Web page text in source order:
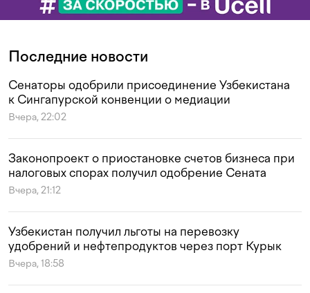
Последние новости
Сенаторы одобрили присоединение Узбекистана
к Сингапурской конвенции о медиации
Вчера, 22:02
Законопроект о приостановке счетов бизнеса при
налоговых спорах получил одобрение Сената
Вчера, 21:12
Узбекистан получил льготы на перевозку
удобрений и нефтепродуктов через порт Курык
Вчера, 18:58